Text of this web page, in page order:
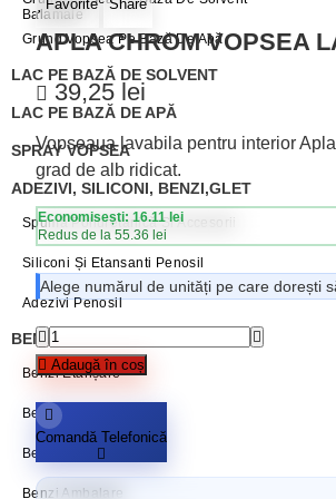
Balamale
Grund Vopsea Pe Bază De Apă
LAC PE BAZĂ DE SOLVENT
LAC PE BAZĂ DE APĂ
SPRAY VOPSEA
ADEZIVI, SILICONI, BENZI,GLET
Spumă Poliuretanică Și Accesorii
Siliconi Și Etansanti Penosil
Adezivi Penosil
BENZI ADEZIVE / AUTOADEZIVE
Benzi Etanșare
Benzi Mascare
Benzi Reparații
Benzi Ambalare
Favorite Share
APLA CHROM VOPSEA
39,25 lei
Vopseaua lavabila pentru interior
grad de alb ridicat.
Economisești: 16.11 lei
Redus de la 55.36 lei
Alege numărul de unități pe care dorești
Adaugă în coș
Comandă Telefonică